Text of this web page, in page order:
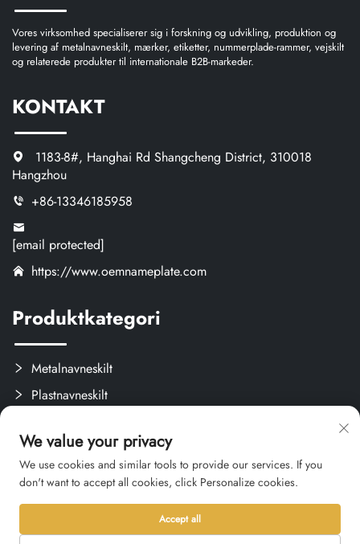
Vores virksomhed specialiserer sig i forskning og udvikling, produktion og
levering af metalnavneskilt, mærker, etiketter, nummerplade-rammer, vejskilt
og relaterede produkter til internationale B2B-markeder.
KONTAKT
1183-8#, Hanghai Rd Shangcheng District, 310018
Hangzhou
+86-13346185958
[email protected]
https://www.oemnameplate.com
Produktkategori
Metalnavneskilt
Plastnavneskilt
Brugerdefinerede Kreativprodukter
Ophavsret © 2026 Hangzhou Qianxi Crafts CO., Ltd. Alle rettigheder
We value your privacy
We use cookies and similar tools to provide our services. If you
don't want to accept all cookies, click Personalize cookies.
Accept all